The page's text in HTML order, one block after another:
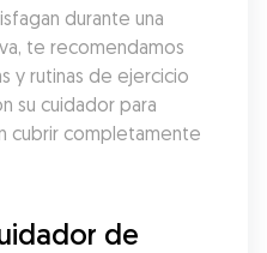
durante una
te recomendamos
y rutinas de ejercicio
su cuidador para
cubrir completamente
de